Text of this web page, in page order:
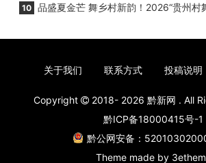
10 品盛夏金芒 舞乡村新韵！2026“贵州村
关于我们 联系方式 投稿说明
Copyright 2018- 2026 黔新网 . All
黔ICP备18000415号-1
黔公网安备：
Theme made by